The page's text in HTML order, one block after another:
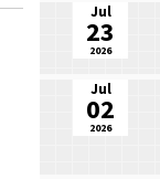
Jul
23
2026
Jul
02
2026